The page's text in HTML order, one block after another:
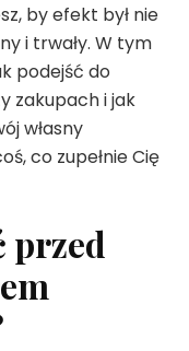
by efekt był nie
i trwały. W tym
podejść do
zakupach i jak
własny
co zupełnie Cię
przed